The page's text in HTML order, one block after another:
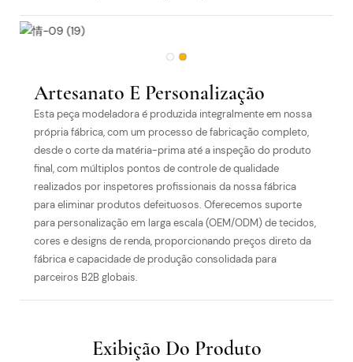
Artesanato E Personalização
Esta peça modeladora é produzida integralmente em nossa
própria fábrica, com um processo de fabricação completo,
desde o corte da matéria-prima até a inspeção do produto
final, com múltiplos pontos de controle de qualidade
realizados por inspetores profissionais da nossa fábrica
para eliminar produtos defeituosos. Oferecemos suporte
para personalização em larga escala (OEM/ODM) de tecidos,
cores e designs de renda, proporcionando preços direto da
fábrica e capacidade de produção consolidada para
parceiros B2B globais.
Exibição Do Produto